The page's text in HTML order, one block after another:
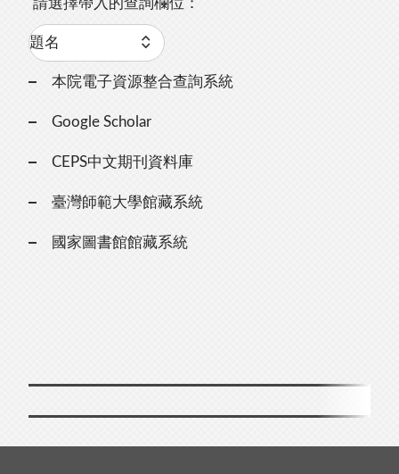
請選擇帶入的查詢欄位：
本院電子資源整合查詢系統
Google Scholar
CEPS中文期刊資料庫
臺灣師範大學館藏系統
國家圖書館館藏系統